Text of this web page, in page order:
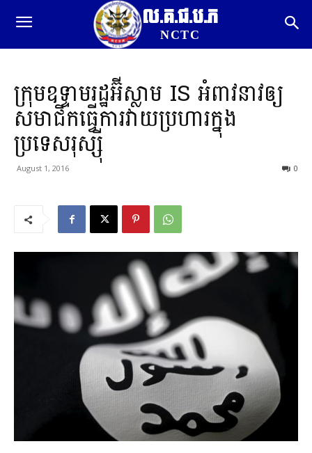
ល.គ.ជ.ប.ភ
NCTC
ក្រុមឧទ្ទាមរដ្ឋអ៊ីស្លាម IS អំពាវនាវឲ្យ
សមាជិកធ្វើការវាយប្រហារក្នុង
ប្រទេសរុស្ស៊ី
August 1, 2016 0